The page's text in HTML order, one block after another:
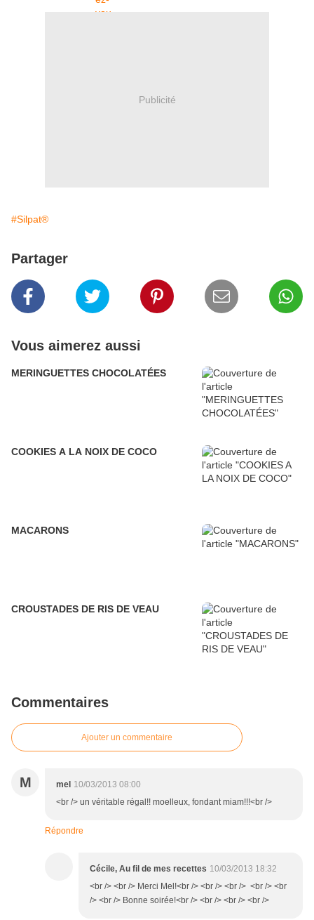
Publicité
#Silpat®
Partager
Vous aimerez aussi
MERINGUETTES CHOCOLATÉES
COOKIES A LA NOIX DE COCO
MACARONS
CROUSTADES DE RIS DE VEAU
Commentaires
Ajouter un commentaire
M mel 10/03/2013 08:00
<br /> un véritable régal!! moelleux, fondant miam!!!<br />
Répondre
Cécile, Au fil de mes recettes 10/03/2013 18:32
<br /> <br /> Merci Mel!<br /> <br /> <br /> <br /> <br
/> <br /> Bonne soirée!<br /> <br /> <br /> <br />